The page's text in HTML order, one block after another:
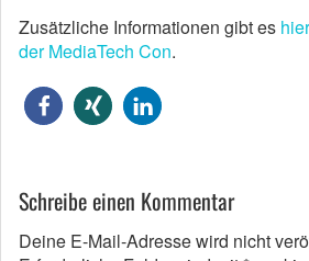
Zusätzliche Informationen gibt es
der MediaTech Con.
Schreibe einen Kommentar
Deine E-Mail-Adresse wird nicht